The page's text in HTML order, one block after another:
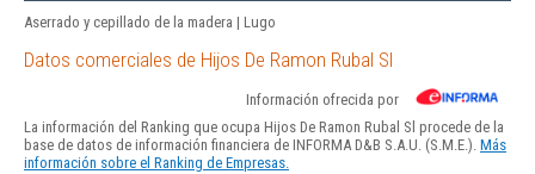
Aserrado y cepillado de la madera | Lugo
Datos comerciales de Hijos De Ramon Rubal Sl
Información ofrecida por
La información del Ranking que ocupa Hijos De Ramon Rubal Sl procede de la
base de datos de información financiera de INFORMA D&B S.A.U. (S.M.E.). Más
información sobre el Ranking de Empresas.